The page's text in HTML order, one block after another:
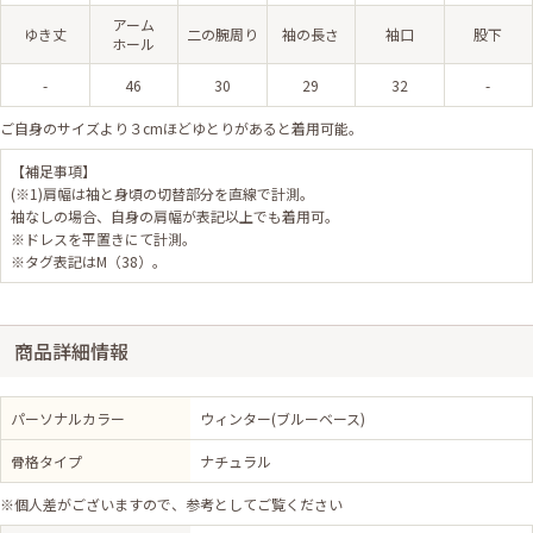
ゆき丈
アーム
ホール
二の腕周り 袖の長さ 袖口 股下
- 46 30 29 32 -
ご自身のサイズより３cmほどゆとりがあると着用可能。
【補足事項】
(※1)肩幅は袖と身頃の切替部分を直線で計測。
袖なしの場合、自身の肩幅が表記以上でも着用可。
※ドレスを平置きにて計測。
※タグ表記はM（38）。
商品詳細情報
パーソナルカラー ウィンター(ブルーベース)
骨格タイプ ナチュラル
※個人差がございますので、参考としてご覧ください